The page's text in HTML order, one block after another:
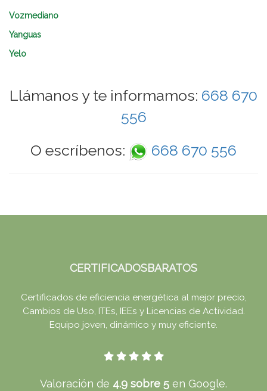
Vozmediano
Yanguas
Yelo
Llámanos y te informamos: 668 670
556
O escríbenos:
668 670 556
CERTIFICADOSBARATOS
Certificados de eficiencia energética al mejor precio,
Cambios de Uso, ITEs, IEEs y Licencias de Actividad.
Equipo joven, dinámico y muy eficiente.
Valoración de 4.9 sobre 5 en Google.